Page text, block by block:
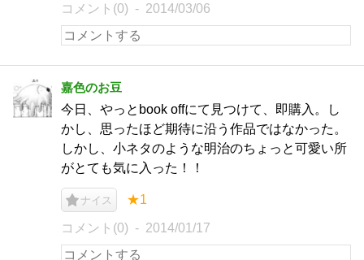
コメント(0) 2014/03/06
嘉色のお豆
今日、やっとbook offにて見つけて、即購入。し
かし、思ったほど期待に沿う作品ではなかった。
しかし、小ネタのような明治のちょっと可愛い所
がとても気に入った！！
ナイス ★1
コメント(0) 2014/01/17